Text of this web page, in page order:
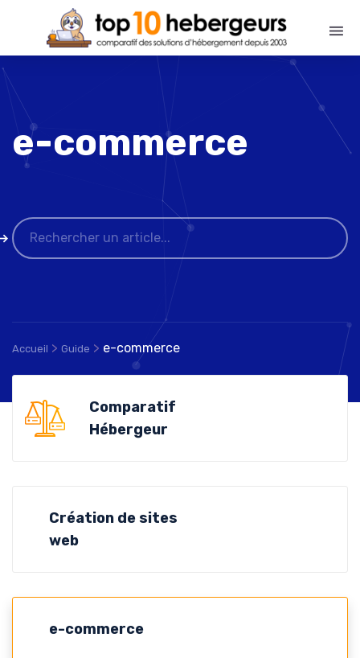
e-commerce
Accueil > Guide > e-commerce
Comparatif
Hébergeur
Création de sites
web
e-commerce